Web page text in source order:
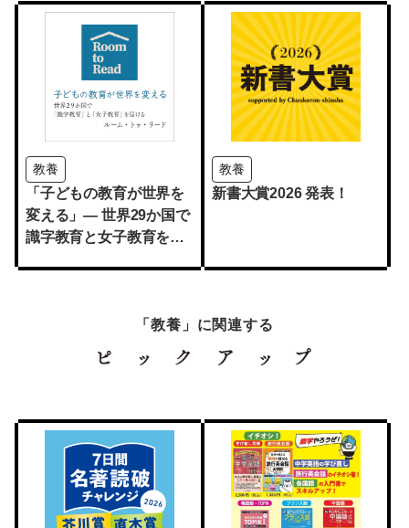
教養
「子どもの教育が世界を
変える」— 世界29か国で
識字教育と女子教育を届
教養
新書大賞2026 発表！
「教養」に関連する